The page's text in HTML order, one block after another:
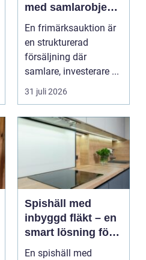
med samlarobjekt i
praktiken
En frimärksauktion är
en strukturerad
försäljning där
samlare, investerare ...
31 juli 2026
Spishäll med
inbyggd fläkt – en
smart lösning för
moderna kök
En spishäll med